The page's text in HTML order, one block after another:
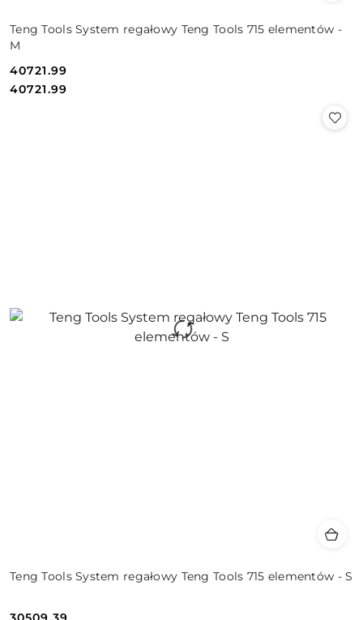
Teng Tools System regałowy Teng Tools 715 elementów -
M
Cena:
40721.99
Cena:
40721.99
Teng Tools System regałowy Teng Tools 715 elementów - S